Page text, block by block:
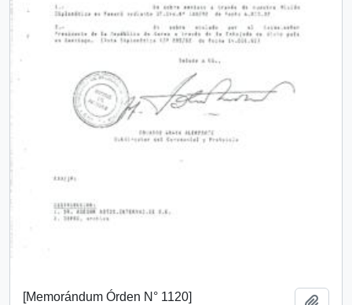
[Memorándum Órden N° 1120]